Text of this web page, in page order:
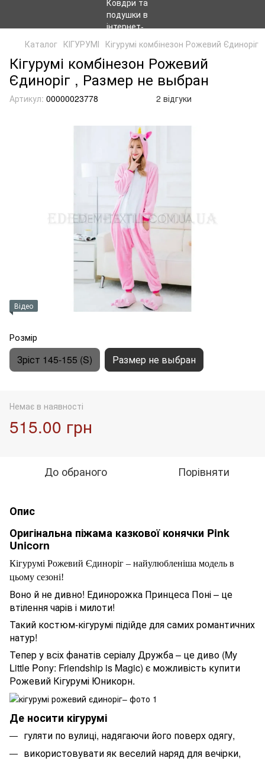
Каталог КІГУРУМІ Кігурумі комбінезон Рожевий Єдиноріг
Кігурумі комбінезон Рожевий
Єдиноріг , Размер не выбран
Артикул: 00000023778 2 відгуки
Відео
Розмір
Зріст 145-155 (S) Размер не выбран
Немає в наявності
515.00 грн
До обраного Порівняти
Опис
Оригінальна піжама казкової конячки Pink
Unicorn
Кігурумі Рожевий Єдиноріг – найулюбленіша модель в
цьому сезоні!
Воно й не дивно! Единорожка Принцеса Поні – це
втілення чарів і милоти!
Такий костюм-кігурумі підійде для самих романтичних
натур!
Тепер у всіх фанатів серіалу Дружба – це диво (My
Little Pony: Friendship is Magic) є можливість купити
Рожевий Кігурумі Юникорн.
Де носити кігурумі
гуляти по вулиці, надягаючи його поверх одягу,
використовувати як веселий наряд для вечірки,